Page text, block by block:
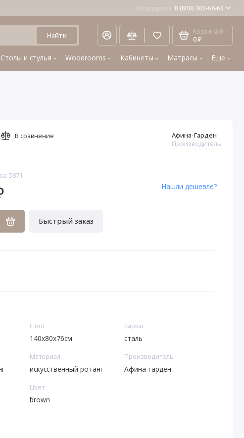
Поддержка 8 (800) 300-68-69
Найти Корзина 0
0 ₽
Столы и стулья Woodrooms Кабинеты Матрасы Еще
5871
Афина-Гарден
Производитель
Быстрый заказ
Нашли дешевле?
В сравнение
Стoл
140х80x76см
Каркас
сталь
Материал
искусственный ротанг
Производитель
Афина-гарден
Цвет
brown